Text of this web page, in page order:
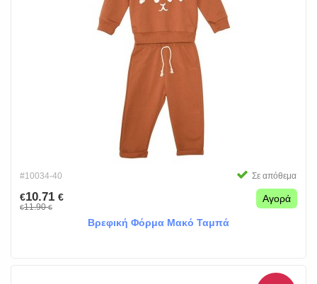
#10034-40 Σε απόθεμα
€10.71 €
€11.90€
Αγορά
Βρεφική Φόρμα Μακό Ταμπά